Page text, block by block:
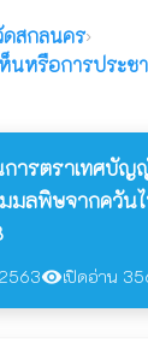
ดสกลนคร›
นหรือการประช
การตราเทศบัญ
มลพิษจากควัน
visibilityเปิดอ่าน